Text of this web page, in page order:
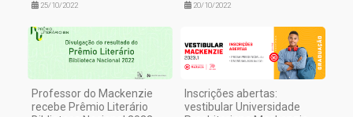
25/10/2022 20/10/2022
Professor do Mackenzie
recebe Prêmio Literário
Inscrições abertas:
vestibular Universidade